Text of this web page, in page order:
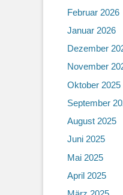
Februar 2026
Januar 2026
Dezember
November
Oktober 2025
September
August 2025
Juni 2025
Mai 2025
April 2025